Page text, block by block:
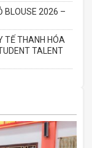
BLOUSE 2026 –
TẾ THANH HÓA
TALENT